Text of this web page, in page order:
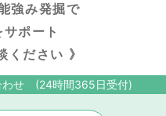
強み発掘で
ポート
ください 》
わせ (24時間365日受付)